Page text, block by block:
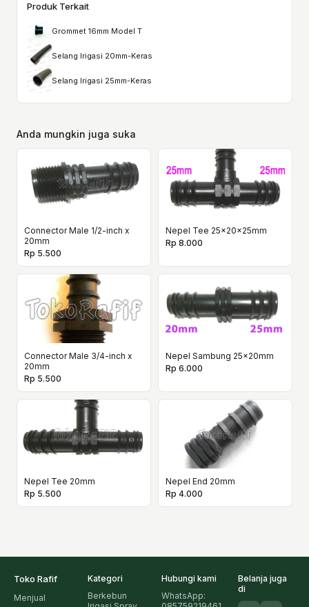
Produk Terkait
Grommet 16mm Model T
Selang Irigasi 20mm-Keras
Selang Irigasi 25mm-Keras
Anda mungkin juga suka
Connector Male 1/2-inch x
20mm
Rp 5.500
Nepel Tee 25x20x25mm
Rp 8.000
Connector Male 3/4-inch x
20mm
Rp 5.500
Nepel Sambung 25x20mm
Rp 6.000
Nepel Tee 20mm
Rp 5.500
Nepel End 20mm
Rp 4.000
Toko Rafif
Menjual
Kategori
Berkebun
Hubungi kami
WhatsApp:
Belanja juga
di